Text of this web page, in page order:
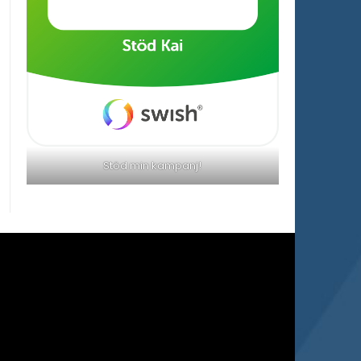
Stöd min kampanj!